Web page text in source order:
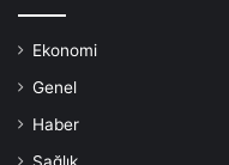
Ekonomi
Genel
Haber
Sağlık